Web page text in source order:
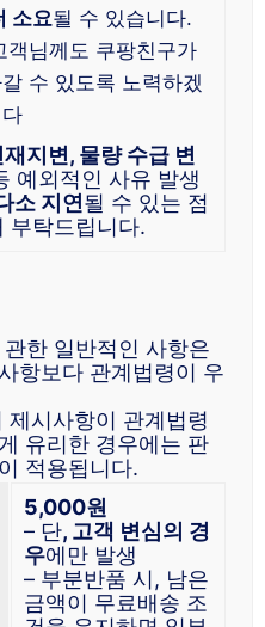
소요될 수 있습니다.
객님께도 쿠팡친구가
수 있도록 노력하겠
재지변, 물량 수급 변
예외적인 사유 발생
소 지연될 수 있는 점
부탁드립니다.
관한 일반적인 사항은
항보다 관계법령이 우
제시사항이 관계법령
유리한 경우에는 판
적용됩니다.
5,000원
– 단, 고객 변심의 경
우에만 발생
– 부분반품 시, 남은
금액이 무료배송 조